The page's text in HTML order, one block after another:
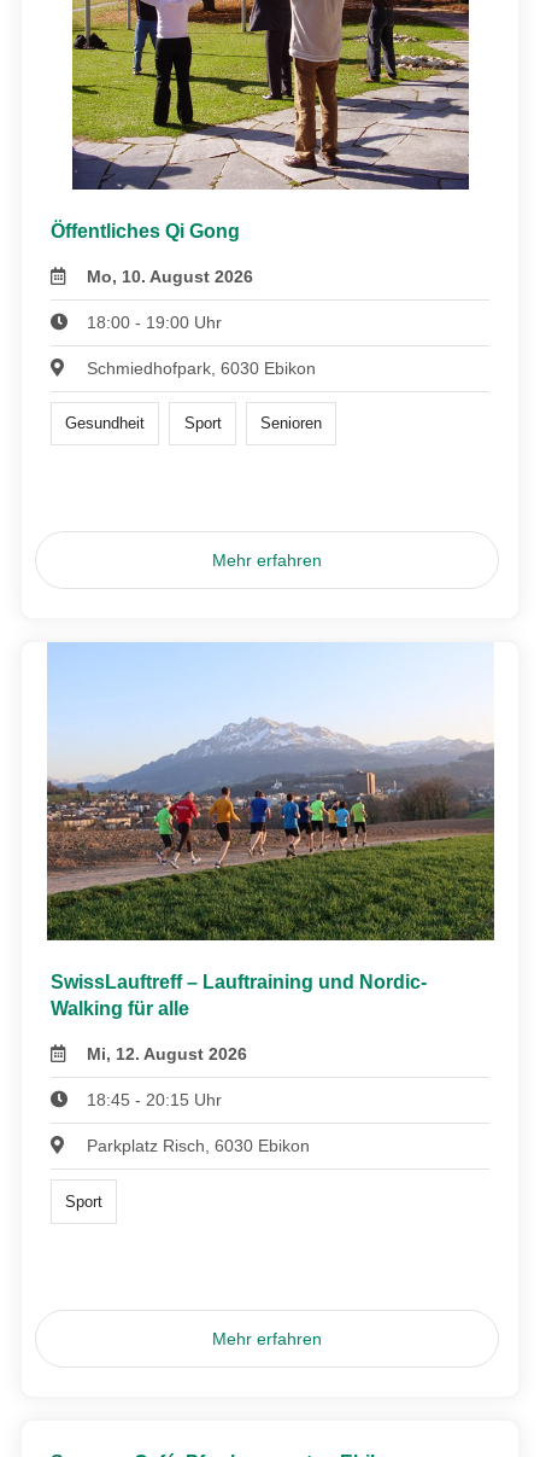
Öffentliches Qi Gong
Mo, 10. August 2026
18:00 - 19:00 Uhr
Schmiedhofpark, 6030 Ebikon
Gesundheit Sport Senioren
Mehr erfahren
SwissLauftreff – Lauftraining und Nordic-
Walking für alle
Mi, 12. August 2026
18:45 - 20:15 Uhr
Parkplatz Risch, 6030 Ebikon
Sport
Mehr erfahren